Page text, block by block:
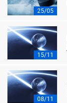
25/05
15/11
08/11